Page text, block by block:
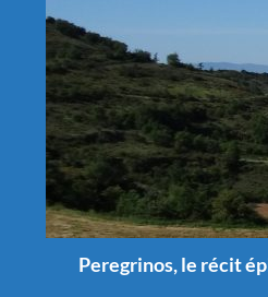
Peregrinos, le récit